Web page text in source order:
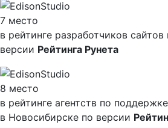
7 место
в рейтинге разработчиков
версии Рейтинга Рунета
8 место
в рейтинге агентств по
в Новосибирске по версии